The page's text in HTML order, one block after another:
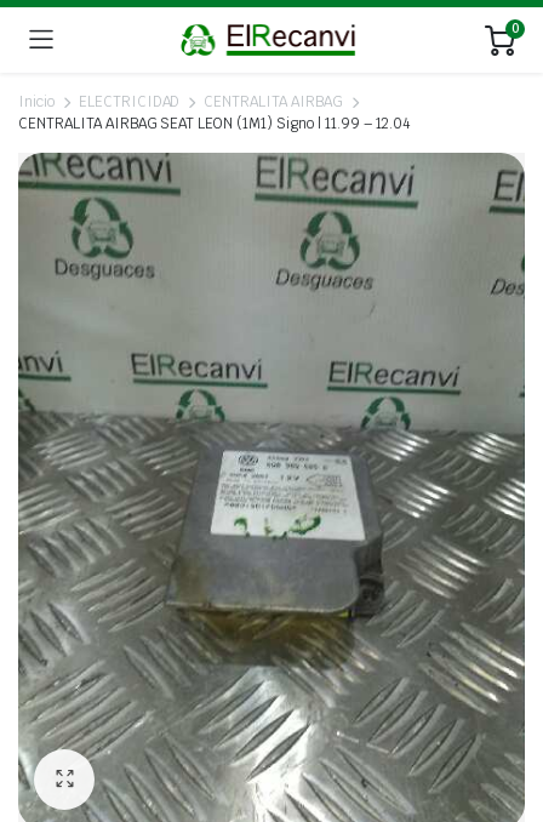
0
Inicio ELECTRICIDAD
CENTRALITA AIRBAG
CENTRALITA AIRBAG SEAT LEON (1M1) Signo | 11.99 – 12.04